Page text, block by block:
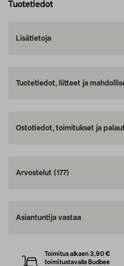
Tuotetiedot
Lisätietoja
Tuotetiedot, liitteet ja
Ostotiedot, toimitukset ja
Arvostelut (177)
Asiantuntija vastaa
Toimitus alkaen 3,90 €
toimitustavalla Budbee